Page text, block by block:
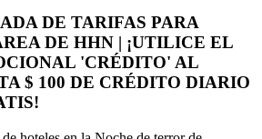
DE TARIFAS PARA
DE HHN | ¡UTILICE EL
'CRÉDITO' AL
$ 100 DE CRÉDITO DIARIO